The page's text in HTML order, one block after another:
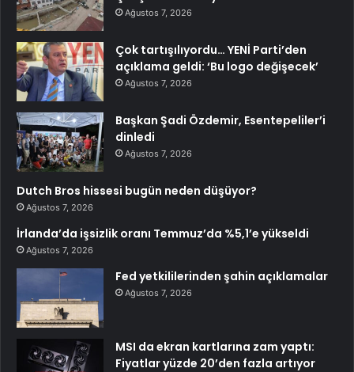
Ağustos 7, 2026
Çok tartışılıyordu… YENİ Parti’den
açıklama geldi: ‘Bu logo değişecek’
Ağustos 7, 2026
Başkan Şadi Özdemir, Esentepeliler’i
dinledi
Ağustos 7, 2026
Dutch Bros hissesi bugün neden düşüyor?
Ağustos 7, 2026
İrlanda’da işsizlik oranı Temmuz’da %5,1’e yükseldi
Ağustos 7, 2026
Fed yetkililerinden şahin açıklamalar
Ağustos 7, 2026
MSI da ekran kartlarına zam yaptı:
Fiyatlar yüzde 20’den fazla artıyor